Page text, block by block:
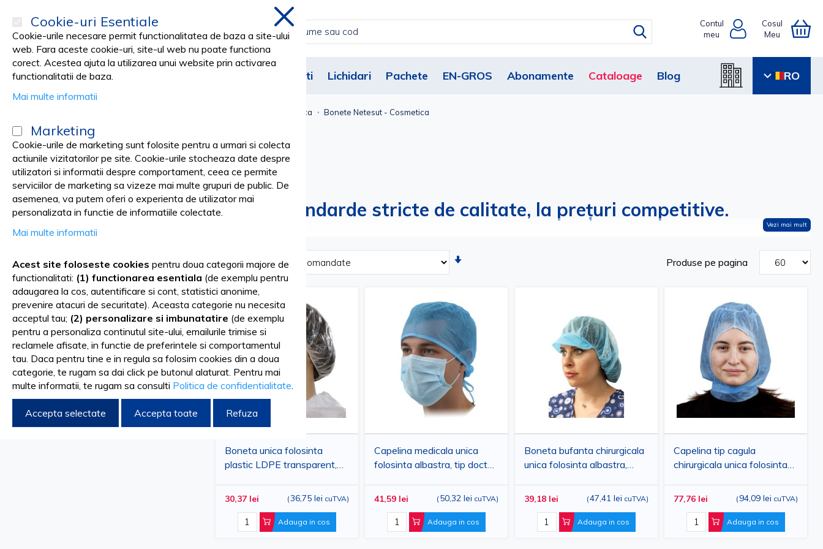
Contul
meu
RO
Cosul
Meu
PRODUSE Noutati Lichidari Pachete EN-GROS Abonamente Cataloage Blog
UNICA FOLOSINTA NETESUT - Cosmetica Bonete Netesut - Cosmetica
Bonete Netesut - Cosmetica
Bonete Netesut - Cosmetica - standarde stricte de calitate, la prețuri competitive.
Vezi mai mult
Sortare dupa Produse pe pagina
Boneta unica folosinta
plastic LDPE transparent,
protectie igienica, PRIMA,
100 buc
30,37 lei (36,75 lei cuTVA)
Adauga in cos
Capelina medicala unica
folosinta albastra, tip doctor,
reglabile, protectie pentru
medicina si chirurgie,
PRIMA, 100 buc
41,59 lei ( 50,32 lei cuTVA)
Adauga in cos
Boneta bufanta chirurgicala
unica folosinta albastra,
cozoroc si elastic, protectie
ridicata, PRIMA, 100 buc
39,18 lei (47,41 lei cuTVA)
Adauga in cos
Capelina tip cagula
chirurgicala unica folosinta
legaturi reglabile, fixare
sigura, protectie avansata,
PRIMA, 100 buc
77,76 lei ( 94,09 lei cuTVA)
Adauga in cos
FILTRARE DUPA
Culoare
Alb
Albastru
COMPARA PRODUSE
Nu aveti produse de comparat.
inchide
Cookie-uri Esentiale
Cookie-urile necesare permit functionalitatea de baza a site-ului
web. Fara aceste cookie-uri, site-ul web nu poate functiona
corect. Acestea ajuta la utilizarea unui website prin activarea
functionalitatii de baza.
Mai multe informatii
Marketing
Cookie-urile de marketing sunt folosite pentru a urmari si colecta
actiunile vizitatorilor pe site. Cookie-urile stocheaza date despre
utilizatori si informatii despre comportament, ceea ce permite
serviciilor de marketing sa vizeze mai multe grupuri de public. De
asemenea, va putem oferi o experienta de utilizator mai
personalizata in functie de informatiile colectate.
Mai multe informatii
Acest site foloseste cookies pentru doua categorii majore de
functionalitati: (1) functionarea esentiala (de exemplu pentru
adaugarea la cos, autentificare si cont, statistici anonime,
prevenire atacuri de securitate). Aceasta categorie nu necesita
acceptul tau; (2) personalizare si imbunatatire (de exemplu
pentru a personaliza continutul site-ului, emailurile trimise si
reclamele afisate, in functie de preferintele si comportamentul
tau. Daca pentru tine e in regula sa folosim cookies din a doua
categorie, te rugam sa dai click pe butonul alaturat. Pentru mai
multe informatii, te rugam sa consulti Politica de confidentialitate.
Accepta selectate Accepta toate Refuza